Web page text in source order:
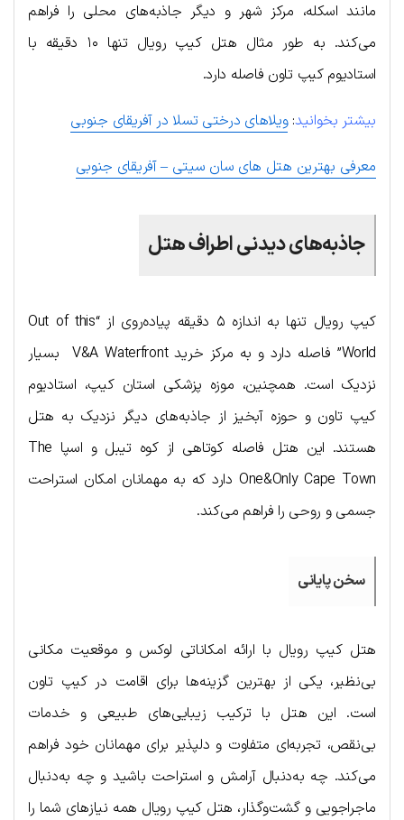
مانند اسکله، مرکز شهر و دیگر جاذبه‌های محلی را فراهم
می‌کند. به طور مثال هتل کیپ رویال تنها ۱۰ دقیقه با
استادیوم کیپ تاون فاصله دارد.
بیشتر بخوانید:ویلاهای درختی تسلا در آفریقای جنوبی
معرفی بهترین هتل های سان سیتی – آفریقای جنوبی
جاذبه‌های دیدنی اطراف هتل
کیپ رویال تنها به اندازه ۵ دقیقه پیاده‌روی از “Out of this
World” فاصله دارد و به مرکز خرید V&A Waterfront بسیار
نزدیک است. همچنین، موزه پزشکی استان کیپ، استادیوم
کیپ تاون و حوزه آبخیز از جاذبه‌های دیگر نزدیک به هتل
هستند. این هتل فاصله کوتاهی از کوه تیبل و اسپا The
One&Only Cape Town دارد که به مهمانان امکان استراحت
جسمی و روحی را فراهم می‌کند.
سخن پایانی
هتل کیپ رویال با ارائه امکاناتی لوکس و موقعیت مکانی
بی‌نظیر، یکی از بهترین گزینه‌ها برای اقامت در کیپ تاون
است. این هتل با ترکیب زیبایی‌های طبیعی و خدمات
بی‌نقص، تجربه‌ای متفاوت و دلپذیر برای مهمانان خود فراهم
می‌کند. چه به‌دنبال آرامش و استراحت باشید و چه به‌دنبال
ماجراجویی و گشت‌وگذار، هتل کیپ رویال همه نیازهای شما را